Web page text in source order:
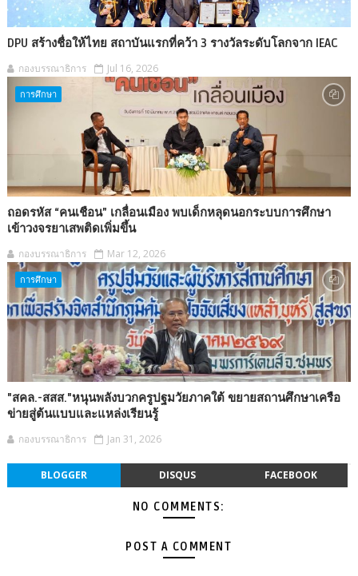
DPU สร้างชื่อให้ไทย สถาบันแรกที่คว้า 3 รางวัลระดับโลกจาก IEAC
กองบรรณาธิการ Jul 16, 2026
การศึกษา
ถอดรหัส “คนเชือน” เกลื่อนเมือง พบเด็กหลุดนอกระบบการศึกษา
เข้าวงจรยาเสพติดเพิ่มขึ้น
กองบรรณาธิการ Mar 12, 2026
การศึกษา
"สคล.-สสส."หนุนพลังบวกครูปฐมวัยภาคใต้ ขยายสถานศึกษาเครือ
ข่ายสู่ต้นแบบและแหล่งเรียนรู้
กองบรรณาธิการ Jan 31, 2026
BLOGGER DISQUS FACEBOOK
NO COMMENTS:
POST A COMMENT